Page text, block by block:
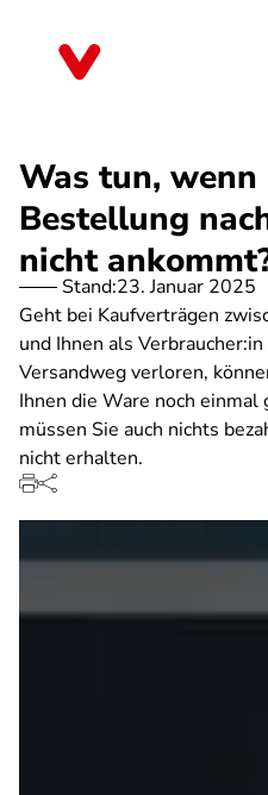
Was tun,
Bestellung
nicht
Stand:23. Januar 2025
Geht bei Kaufverträgen
und Ihnen als
Versandweg verloren,
Ihnen die Ware noch
müssen Sie auch nichts
nicht erhalten.